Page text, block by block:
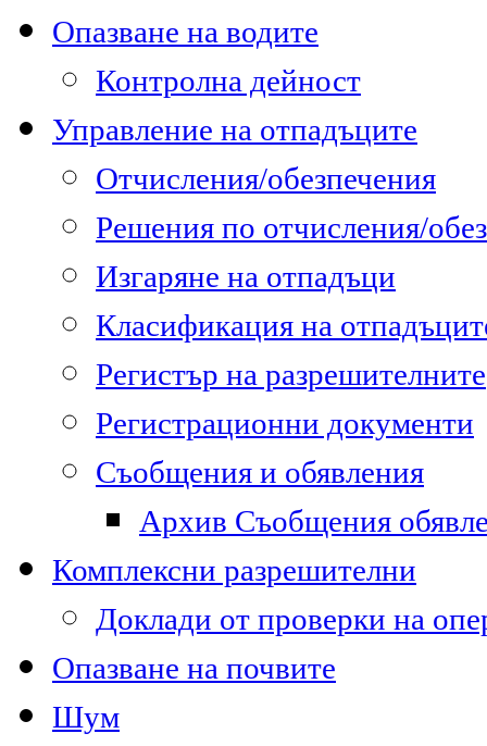
Опазване на водите
Контролна дейност
Управление на отпадъците
Отчисления/обезпечения
Решения по отчисления/
Изгаряне на отпадъци
Класификация на
Регистър на разрешителните
Регистрационни документи
Съобщения и обявления
Архив Съобщения
Комплексни разрешителни
Доклади от проверки на
Опазване на почвите
Шум